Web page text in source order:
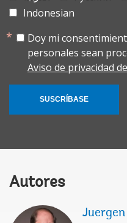
Indonesian
Doy mi
personales sean
Aviso de privacidad
SUSCRÍBASE
Autores
Juergen